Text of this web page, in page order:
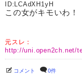
ID: LCAdXH1yH
この女がキモいわ！
元スレ：
http://uni.open2ch.net/
コメント 0件